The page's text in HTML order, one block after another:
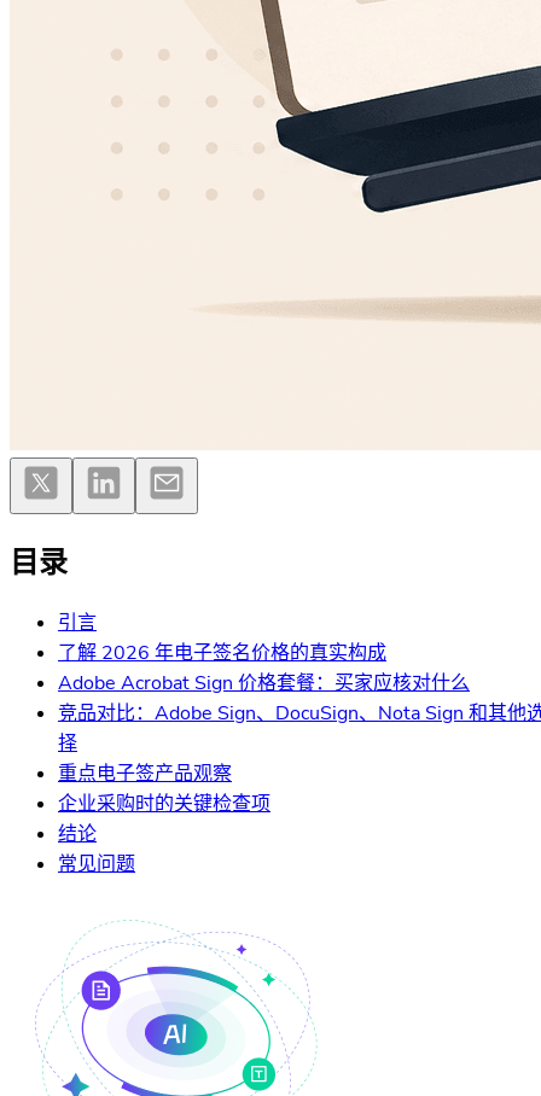
目录
引言
了解 2026 年电子签名价格的真实构成
Adobe Acrobat Sign 价格套餐：买家应核对什么
竞品对比：Adobe Sign、DocuSign、Nota Sign 和其他
择
重点电子签产品观察
企业采购时的关键检查项
结论
常见问题